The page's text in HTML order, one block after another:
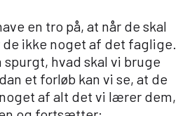
en tro på, at når de skal
de ikke noget af det faglige.
hvad skal vi bruge
et forløb kan vi se, at de
af alt det vi lærer dem,